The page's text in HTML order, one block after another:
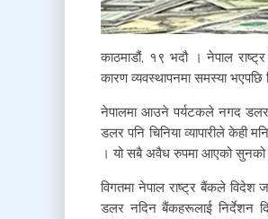
काठमाडौं, १९ भदौ । नेपाल
कारण व्यवस्थापनमा समस्या
नेपालमा आउने पर्यटकले नगद
डलर पनि चिनिया व्यापारीले
। यो सबै अवैध रुपमा आएको सुनको
विगतमा नेपाल राष्ट्र बैंकले
डलर नदिन बैंकहरूलाई निर्देशन